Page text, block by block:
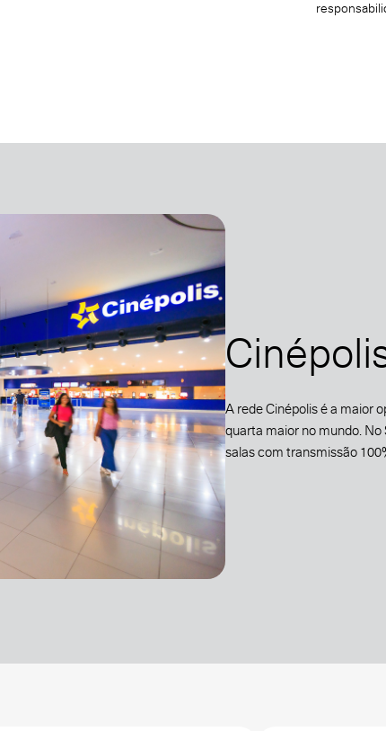
A rede Cinépolis é a maior
quarta maior no mundo. No
salas com transmissão